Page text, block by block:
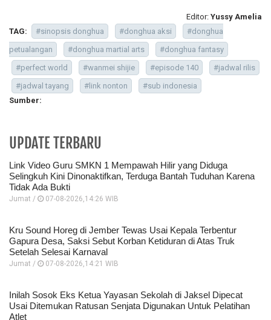
Editor: Yussy Amelia
TAG:
#sinopsis donghua #donghua aksi
#donghua
petualangan
#donghua martial arts
#donghua fantasy
#perfect world
#wanmei shijie #episode 140
#jadwal rilis
#jadwal tayang
#link nonton
#sub indonesia
Sumber:
UPDATE TERBARU
Link Video Guru SMKN 1 Mempawah Hilir yang Diduga
Selingkuh Kini Dinonaktifkan, Terduga Bantah Tuduhan Karena
Tidak Ada Bukti
Jumat / 07-08-2026,14:26 WIB
Kru Sound Horeg di Jember Tewas Usai Kepala Terbentur
Gapura Desa, Saksi Sebut Korban Ketiduran di Atas Truk
Setelah Selesai Karnaval
Jumat / 07-08-2026,14:21 WIB
Inilah Sosok Eks Ketua Yayasan Sekolah di Jaksel Dipecat
Usai Ditemukan Ratusan Senjata Digunakan Untuk Pelatihan
Atlet